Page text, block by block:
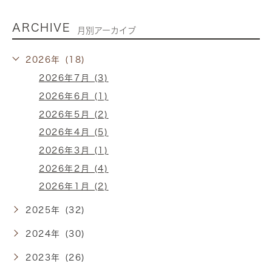
ARCHIVE 月別アーカイブ
2026年 (18)
2026年7月 (3)
2026年6月 (1)
2026年5月 (2)
2026年4月 (5)
2026年3月 (1)
2026年2月 (4)
2026年1月 (2)
2025年 (32)
2024年 (30)
2023年 (26)